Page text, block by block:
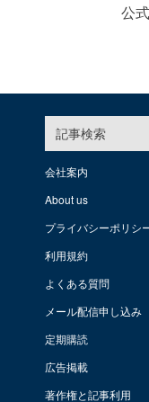
公
記事検索
会社案内
About us
プライバシーポリシ
利用規約
よくある質問
メール配信申し込み
定期購読
広告掲載
著作権と記事利用